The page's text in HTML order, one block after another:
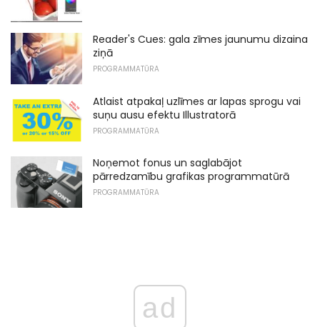
Reader's Cues: gala zīmes jaunumu dizaina
ziņā
PROGRAMMATŪRA
Atlaist atpakaļ uzlīmes ar lapas sprogu vai
suņu ausu efektu Illustratorā
PROGRAMMATŪRA
Noņemot fonus un saglabājot
pārredzamību grafikas programmatūrā
PROGRAMMATŪRA
ad